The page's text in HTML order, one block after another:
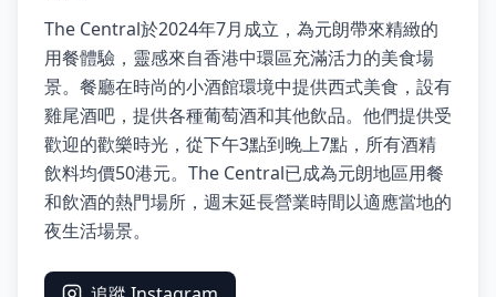
The Central於2024年7月成立，為元朗帶來精緻的
用餐體驗，靈感來自香港中環區充滿活力的美食場
景。餐廳在時尚的小酒館環境中提供西式美食，設有
雞尾酒吧，提供各種葡萄酒和其他飲品。他們提供受
歡迎的歡樂時光，從下午3點到晚上7點，所有酒精
飲料均價50港元。The Central已成為元朗地區用餐
和飲酒的熱門場所，週末延長營業時間以適應當地的
夜生活場景。